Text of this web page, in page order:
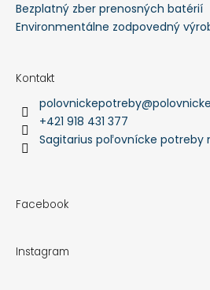
POLÁRNA
TEPLÁ
MARCO
PHVE014
€182,35
Bezplatný zber prenosných batérií
Environmentálne zodpovedný
Kontakt
polovnickepotreby@
+421 918 431 377
Sagitarius poľovnícke potreby
Facebook
Instagram